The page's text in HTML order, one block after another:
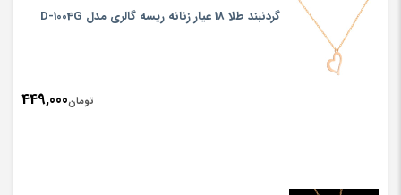
گردنبند طلا 18 عیار زنانه ریسه گالری مدل D-1004G
تومان449,000